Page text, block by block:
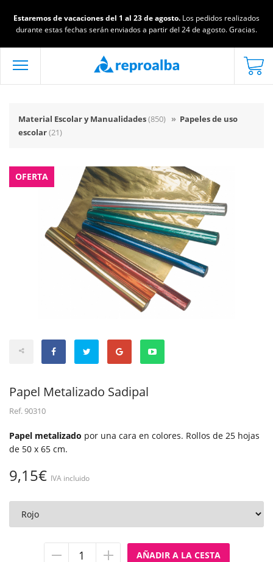
Estaremos de vacaciones del 1 al 23 de agosto. Los pedidos realizados
durante estas fechas serán enviados a partir del 24 de agosto. Gracias.
Material Escolar y Manualidades(850) » Papeles de uso
escolar(21)
OFERTA
Papel Metalizado Sadipal
Ref.90310
Papel metalizado por una cara en colores. Rollos de 25 hojas
de 50 x 65 cm.
9,15€ IVA incluido